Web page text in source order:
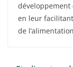
en leur
de